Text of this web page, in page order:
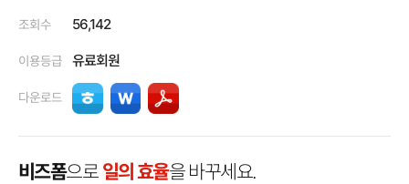
조회수 56,142
이용등급 유료회원
다운로드
비즈폼으로 일의 효율을 바꾸세요.